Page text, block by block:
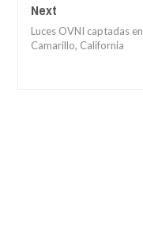
Next
Luces OVNI captadas en
Camarillo, California